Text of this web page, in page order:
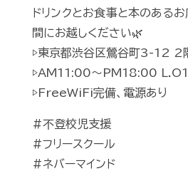
ドリンクとお食事と本のある
間にお越しください🌿
▷東京都渋谷区鶯谷町3-12 2
▷AM11:00〜PM18:00
▷FreeWiFi完備、電源あり
#不登校児支援
#フリースクール
#ネバーマインド